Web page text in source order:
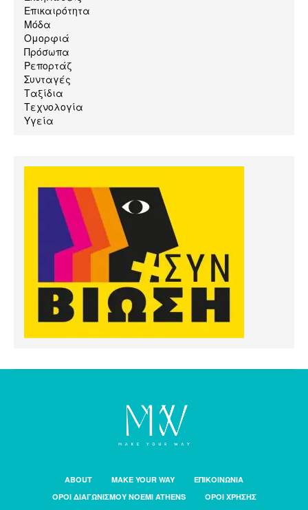
Επικαιρότητα
Μόδα
Ομορφιά
Πρόσωπα
Ρεπορτάζ
Συνταγές
Ταξίδια
Τεχνολογία
Υγεία
ABOUT MAKE YOUR WAY
ΕΠΙΚΟΙΝΩΝΙΑ
ΟΡΟΙ ΔΙΑΓΩΝΙΣΜΟΥ NOEMI ATHENS
ΟΡΟΙ ΧΡΗΣΗΣ